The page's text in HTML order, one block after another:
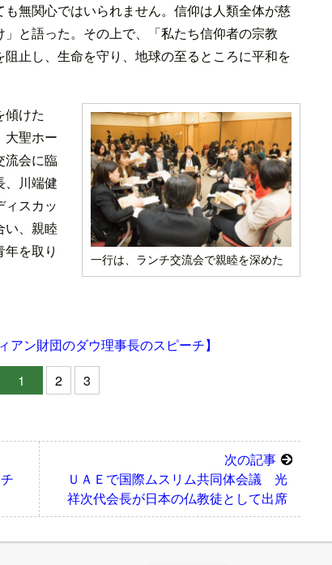
も無関心ではいられません。信仰は人類全体が慈
と語った。その上で、「私たち信仰者の宗教
止し、生命を守り、地球の至るところに平和を
一行は、ランチ交流会で親睦を深めた
傾けた
大聖ホー
流会に臨
、川端健
ィスカッ
い、親睦
を取り
アン財団のダウ理事長のスピーチ】
1
2 3
チ
次の記事
ＵＡＥで国際ムスリム共同体会議 光
祥次代会長が日本の仏教徒として出席